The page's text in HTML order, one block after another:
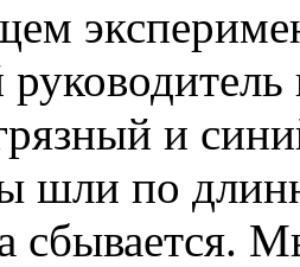
и
шли по
сбывается.